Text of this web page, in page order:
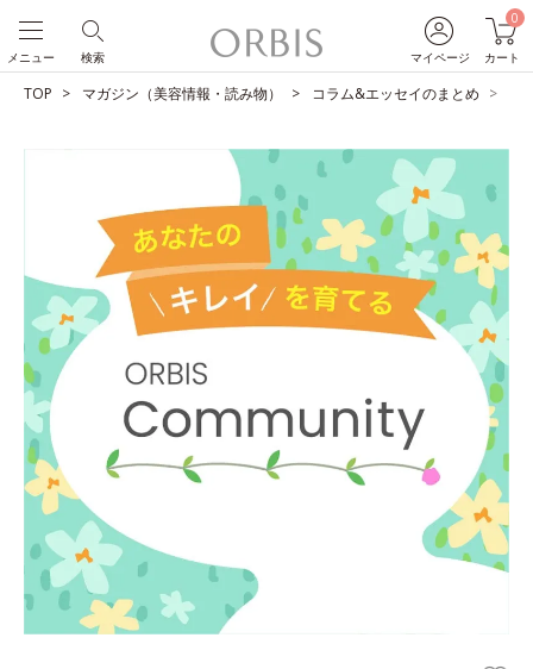
マイページ
0
カート
検索
メニュー
TOP マガジン（美容情報・読み物） コラム&エッセイのまとめ